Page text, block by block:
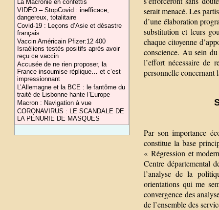
La Macronie en confettis
VIDÉO – StopCovid : inefficace,
dangereux, totalitaire
Covid-19 : Leçons d’Asie et désastre
français
Vaccin Américain Pfizer:12 400
Israéliens testés positifs après avoir
reçu ce vaccin
Accusée de ne rien proposer, la
France insoumise réplique… et c’est
impressionnant
L’Allemagne et la BCE : le fantôme du
traité de Lisbonne hante l’Europe
Macron : Navigation à vue
CORONAVIRUS : LE SCANDALE DE
LA PÉNURIE DE MASQUES
serait menacé. Les
d’une élaboration
substitution et leurs
chaque citoyenne
conscience. Au sein
l’effort nécessaire de
personnelle
Par son importance
constitue la base
« Régression et
Centre départemental
l’analyse de la
orientations qui me
convergence des
de l’ensemble des